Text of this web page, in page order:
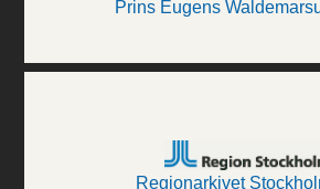
Prins Eugens
Regionarkivet